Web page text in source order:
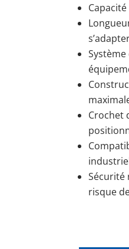
Crochet
Sécurité
risque